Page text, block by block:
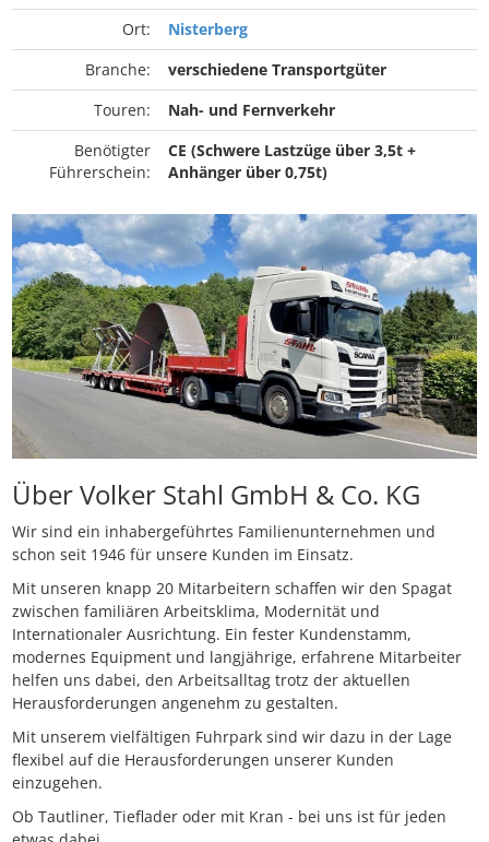
Ort:
Nisterberg
Branche:
verschiedene Transportgüter
Touren:
Nah- und Fernverkehr
Benötigter
Führerschein:
CE (Schwere Lastzüge über 3,5t +
Anhänger über 0,75t)
Über Volker Stahl GmbH & Co. KG
Wir sind ein inhabergeführtes Familienunternehmen und
schon seit 1946 für unsere Kunden im Einsatz.
Mit unseren knapp 20 Mitarbeitern schaffen wir den Spagat
zwischen familiären Arbeitsklima, Modernität und
Internationaler Ausrichtung. Ein fester Kundenstamm,
modernes Equipment und langjährige, erfahrene Mitarbeiter
helfen uns dabei, den Arbeitsalltag trotz der aktuellen
Herausforderungen angenehm zu gestalten.
Mit unserem vielfältigen Fuhrpark sind wir dazu in der Lage
flexibel auf die Herausforderungen unserer Kunden
einzugehen.
Ob Tautliner, Tieflader oder mit Kran - bei uns ist für jeden